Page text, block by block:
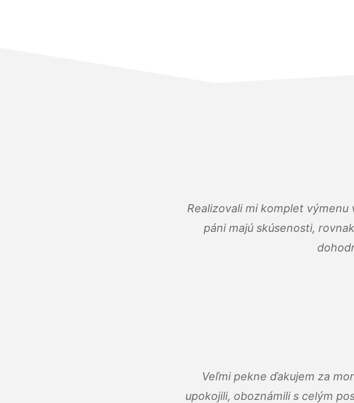
Realizovali mi komplet
páni majú skúsenosti,
Veľmi pekne ďakujem za
upokojili, oboznámili s celým